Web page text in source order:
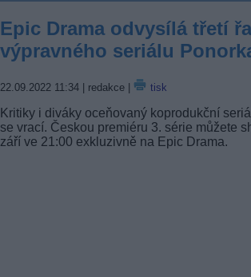
Epic Drama odvysílá třetí
výpravného seriálu
22.09.2022 11:34 | redakce | tisk
Kritiky i diváky oceňovaný koprodukční seriál
se vrací. Českou premiéru 3. série můžete
září ve 21:00 exkluzivně na Epic Drama.